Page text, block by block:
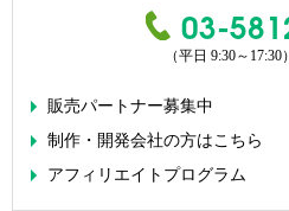
03-
（平日 9:30～17:30）
販売パートナー募集中
制作・開発会社の方はこちら
アフィリエイトプログラム